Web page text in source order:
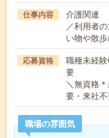
仕事内容
介護関連
／利用者
い物や散
応募資格
職種未経
要
＼無資格
要・来社
職場の雰囲気